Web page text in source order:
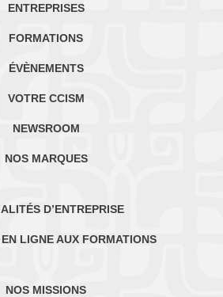
ENTREPRISES
FORMATIONS
ÉVÈNEMENTS
VOTRE CCISM
NEWSROOM
NOS MARQUES
D’ENTREPRISE
EN LIGNE AUX FORMATIONS
NOS MISSIONS